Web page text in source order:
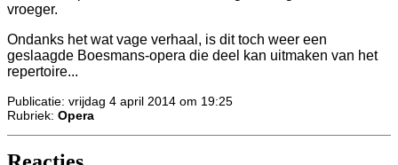
vroeger.
Ondanks het wat vage verhaal, is dit toch weer een
geslaagde Boesmans-opera die deel kan uitmaken van het
repertoire...
Publicatie: vrijdag 4 april 2014 om 19:25
Rubriek: Opera